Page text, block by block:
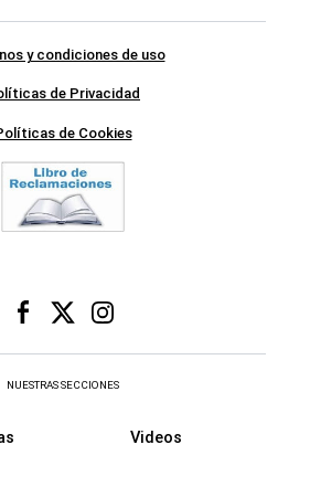
y condiciones de uso
de Privacidad
de Cookies
NUESTRAS SECCIONES
Videos